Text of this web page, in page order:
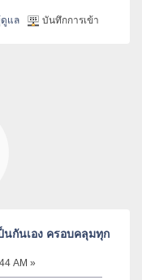
แล บันทึกการเข้า
นกันเอง ครอบคลุมทุก
AM »